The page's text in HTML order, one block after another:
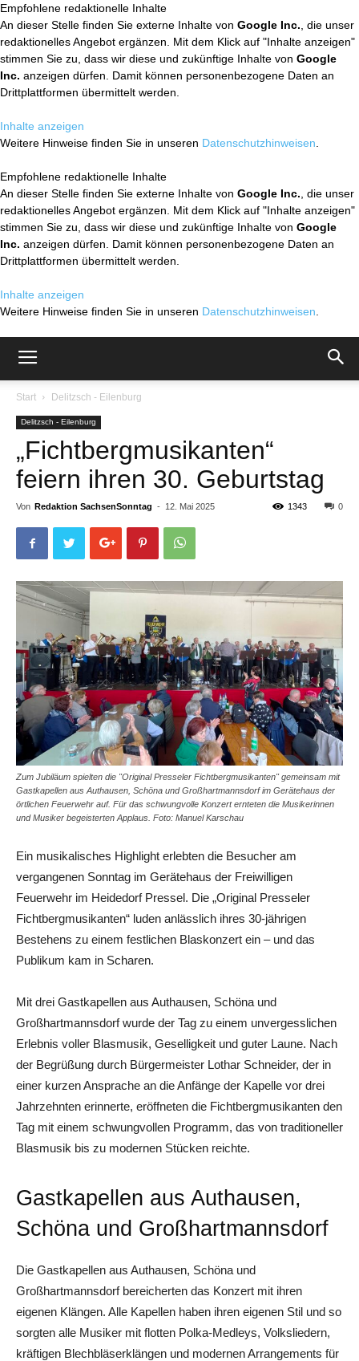
Empfohlene redaktionelle Inhalte
An dieser Stelle finden Sie externe Inhalte von Google Inc. , die unser
redaktionelles Angebot ergänzen. Mit dem Klick auf "Inhalte anzeigen"
stimmen Sie zu, dass wir diese und zukünftige Inhalte von Google
Inc. anzeigen dürfen. Damit können personenbezogene Daten an
Drittplattformen übermittelt werden.
Inhalte anzeigen
Weitere Hinweise finden Sie in unseren Datenschutzhinweisen
Empfohlene redaktionelle Inhalte
An dieser Stelle finden Sie externe Inhalte von Google Inc. , die unser
redaktionelles Angebot ergänzen. Mit dem Klick auf "Inhalte anzeigen"
stimmen Sie zu, dass wir diese und zukünftige Inhalte von Google
Inc. anzeigen dürfen. Damit können personenbezogene Daten an
Drittplattformen übermittelt werden.
Inhalte anzeigen
Weitere Hinweise finden Sie in unseren Datenschutzhinweisen
Start Delitzsch - Eilenburg
Delitzsch - Eilenburg
„Fichtbergmusikanten“
feiern ihren 30. Geburtstag
Von Redaktion SachsenSonntag - 12. Mai 2025 0
1343
Zum Jubiläum spielten die "Original Presseler Fichtbergmusikanten" gemeinsam mit
Gastkapellen aus Authausen, Schöna und Großhartmannsdorf im Gerätehaus der
örtlichen Feuerwehr auf. Für das schwungvolle Konzert ernteten die Musikerinnen
und Musiker begeisterten Applaus. Foto: Manuel Karschau
Ein musikalisches Highlight erlebten die Besucher am
vergangenen Sonntag im Gerätehaus der Freiwilligen
Feuerwehr im Heidedorf Pressel. Die „Original Presseler
Fichtbergmusikanten“ luden anlässlich ihres 30-jährigen
Bestehens zu einem festlichen Blaskonzert ein – und das
Publikum kam in Scharen.
Mit drei Gastkapellen aus Authausen, Schöna und
Großhartmannsdorf wurde der Tag zu einem unvergesslichen
Erlebnis voller Blasmusik, Geselligkeit und guter Laune. Nach
der Begrüßung durch Bürgermeister Lothar Schneider, der in
einer kurzen Ansprache an die Anfänge der Kapelle vor drei
Jahrzehnten erinnerte, eröffneten die Fichtbergmusikanten den
Tag mit einem schwungvollen Programm, das von traditioneller
Blasmusik bis zu modernen Stücken reichte.
Gastkapellen aus Authausen,
Schöna und Großhartmannsdorf
Die Gastkapellen aus Authausen, Schöna und
Großhartmannsdorf bereicherten das Konzert mit ihren
eigenen Klängen. Alle Kapellen haben ihren eigenen Stil und so
sorgten alle Musiker mit flotten Polka-Medleys, Volksliedern,
kräftigen Blechbläserklängen und modernen Arrangements für